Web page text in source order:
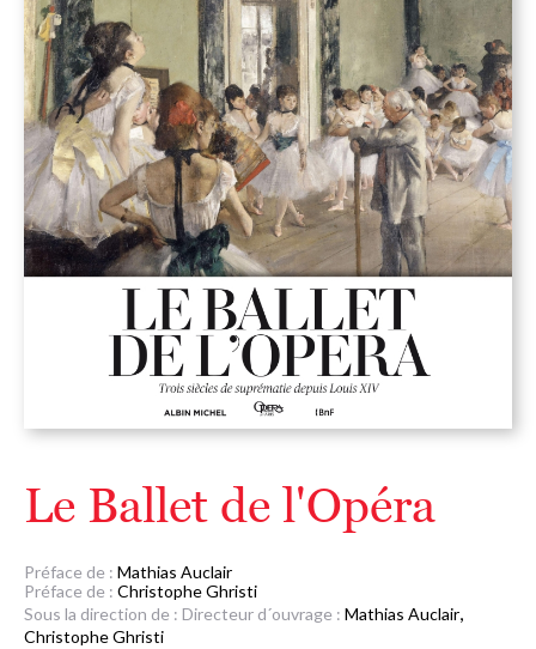
Le Ballet de l'Opéra
Préface de : Mathias Auclair
Préface de : Christophe Ghristi
Sous la direction de : Directeur d´ouvrage : Mathias Auclair,
Christophe Ghristi